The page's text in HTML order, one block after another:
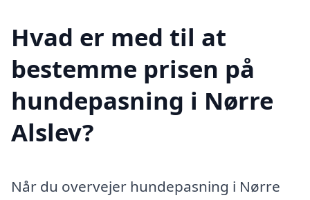
Hvad er med til at
bestemme prisen på
hundepasning i Nørre
Alslev?
Når du overvejer hundepasning i Nørre